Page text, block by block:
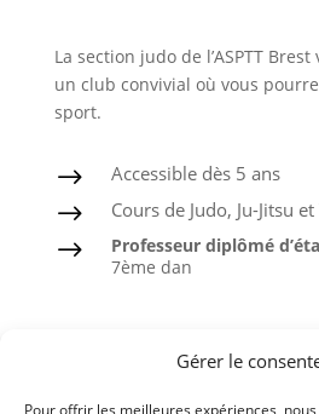
Gérer le
Pour offrir les meilleures expériences,
La section judo de l’ASPTT
un club convivial où vous
sport.
$ Accessible dès 5 ans
$ Cours de Judo, Ju-Jitsu et
$
Professeur diplômé
7ème dan